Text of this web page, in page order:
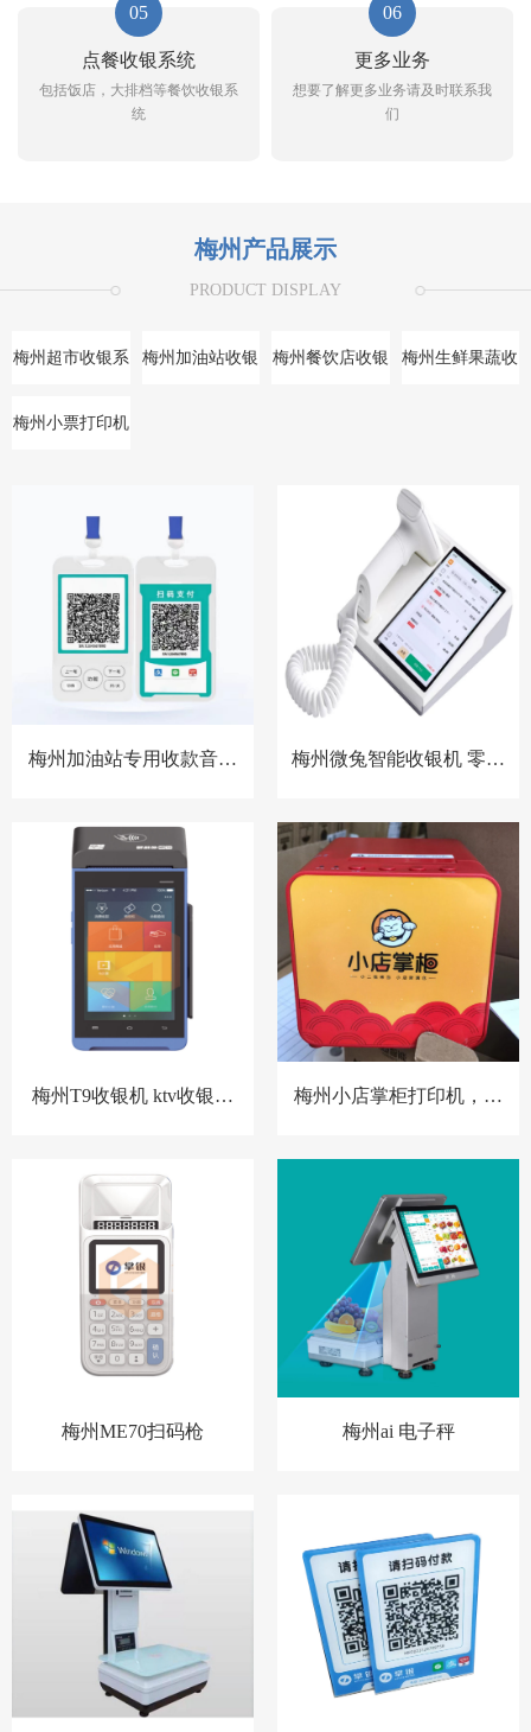
05
点餐收银系统
包括饭店，大排档等餐饮收银系
统
06
更多业务
想要了解更多业务请及时联系我
们
梅州产品展示
PRODUCT DISPLAY
梅州超市收银系
统
梅州加油站收银 梅州餐饮店收银 梅州生鲜果蔬收
梅州小票打印机
梅州加油站专用收款音箱
梅州微兔智能收银机 零售
梅州T9收银机 ktv收银系
梅州小店掌柜打印机，扫
梅州ME70扫码枪 梅州ai 电子秤